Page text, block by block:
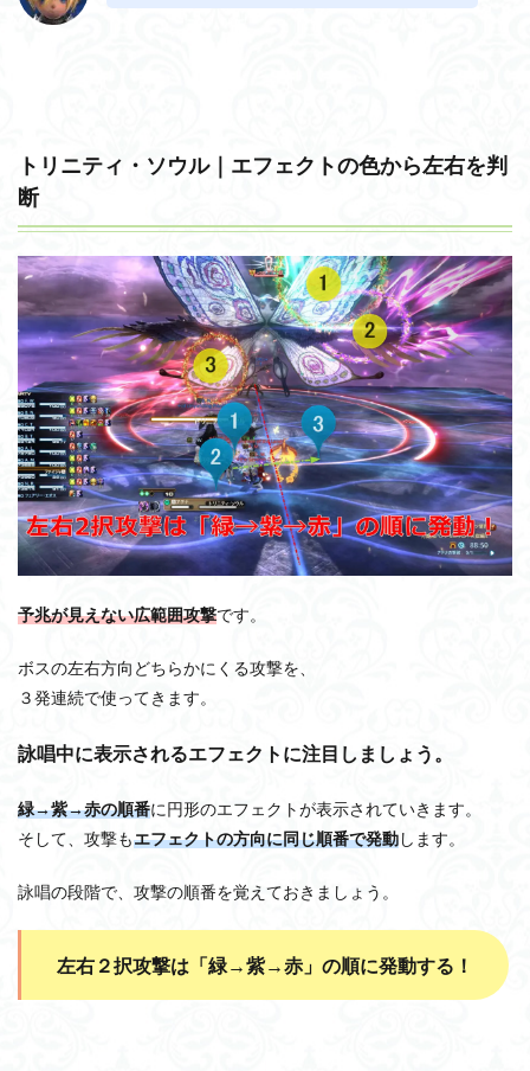
トリニティ・ソウル｜エフェクトの色から左右を判
断
予兆が見えない広範囲攻撃です。
ボスの左右方向どちらかにくる攻撃を、
３発連続で使ってきます。
詠唱中に表示されるエフェクトに注目しましょう。
緑→紫→赤の順番に円形のエフェクトが表示されていきます。
そして、攻撃もエフェクトの方向に同じ順番で発動します。
詠唱の段階で、攻撃の順番を覚えておきましょう。
左右２択攻撃は「緑→紫→赤」の順に発動する！